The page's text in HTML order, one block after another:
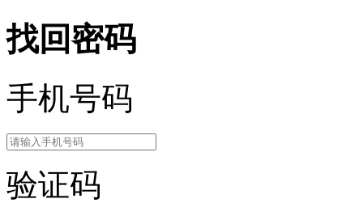
找回密码
手机号码
验证码